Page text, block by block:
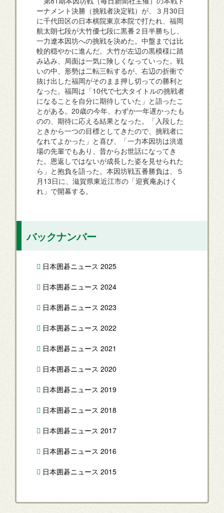
ーナメント決勝（挑戦者決定戦）が、３月30日
に千代田区の日本棋院東京本院で打たれ、福岡
航太朗七段が大竹優七段に黒番２目半勝ちし、
一力遼本因坊への挑戦を決めた。中盤までは比
較的穏やかに進んだ。大竹が左辺の黒模様に踏
み込み、局面は一気に険しくなっていった。戦
いの中、形勢は二転三転するが、右辺の折衝で
抜け出した福岡がそのまま押し切っての勝利と
なった。福岡は「10代で七大タイトルの挑戦者
になることを自分に期待していた」と語ったこ
とがある。20歳の今年、わずか一年遅かったも
のの、期待に応える結果となった。「入段した
ときから一つの目標としてきたので、挑戦者に
なれてよかった」と喜び、「一力本因坊は洪道
場の先輩でもあり、昔からお世話になってき
た。恩返しではないが成長した姿を見せられた
ら」と抱負を語った。本因坊戦五番勝負は、５
月13日に、滋賀県東近江市の「迎賓庵あけく
れ」で開幕する。
バックナンバー
日本囲碁ニュース 2025
日本囲碁ニュース 2024
日本囲碁ニュース 2023
日本囲碁ニュース 2022
日本囲碁ニュース 2021
日本囲碁ニュース 2020
日本囲碁ニュース 2019
日本囲碁ニュース 2018
日本囲碁ニュース 2017
日本囲碁ニュース 2016
日本囲碁ニュース 2015